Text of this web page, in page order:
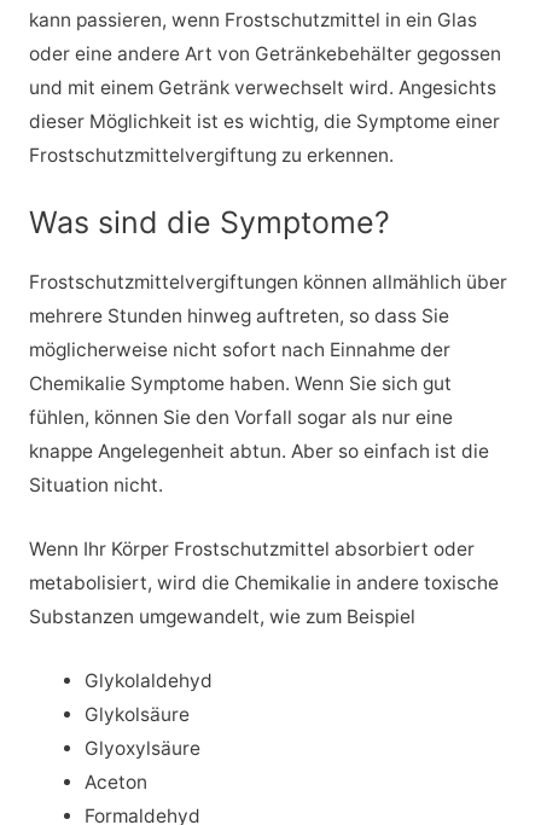
kann passieren, wenn Frostschutzmittel in ein Glas
oder eine andere Art von Getränkebehälter gegossen
und mit einem Getränk verwechselt wird. Angesichts
dieser Möglichkeit ist es wichtig, die Symptome einer
Frostschutzmittelvergiftung zu erkennen.
Was sind die Symptome?
Frostschutzmittelvergiftungen können allmählich über
mehrere Stunden hinweg auftreten, so dass Sie
möglicherweise nicht sofort nach Einnahme der
Chemikalie Symptome haben. Wenn Sie sich gut
fühlen, können Sie den Vorfall sogar als nur eine
knappe Angelegenheit abtun. Aber so einfach ist die
Situation nicht.
Wenn Ihr Körper Frostschutzmittel absorbiert oder
metabolisiert, wird die Chemikalie in andere toxische
Substanzen umgewandelt, wie zum Beispiel
Glykolaldehyd
Glykolsäure
Glyoxylsäure
Aceton
Formaldehyd